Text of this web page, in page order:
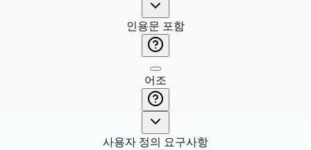
인용문 포함
어조
사용자 정의 요구사항